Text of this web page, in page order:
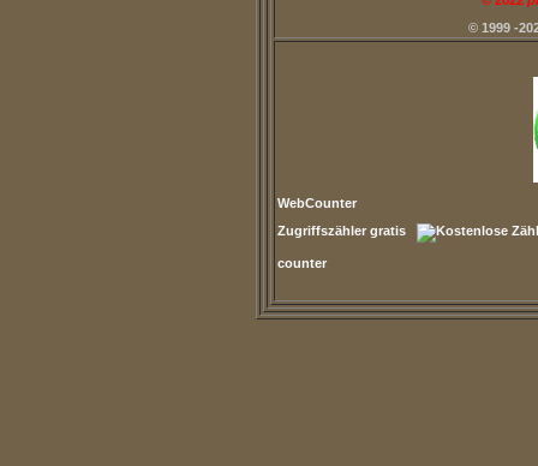
© 1999 -
WebCounter
Zugriffszähler gratis
counter